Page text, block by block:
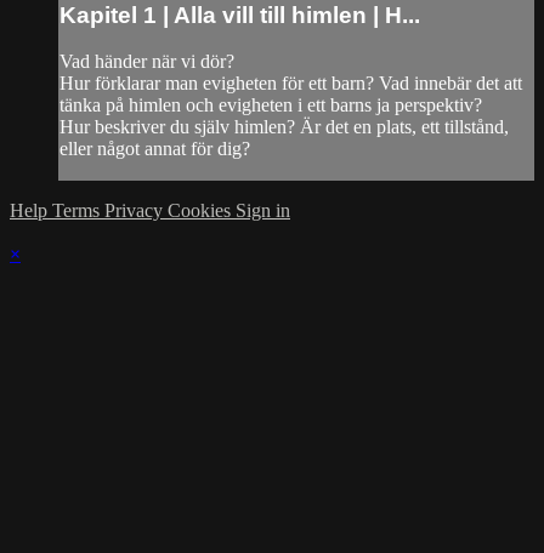
Kapitel 1 | Alla vill till himlen | H...
Vad händer när vi dör?
Hur förklarar man evigheten för ett barn? Vad innebär det att
tänka på himlen och evigheten i ett barns ja perspektiv?
Hur beskriver du själv himlen? Är det en plats, ett tillstånd,
eller något annat för dig?
Help Terms Privacy Cookies Sign in
×